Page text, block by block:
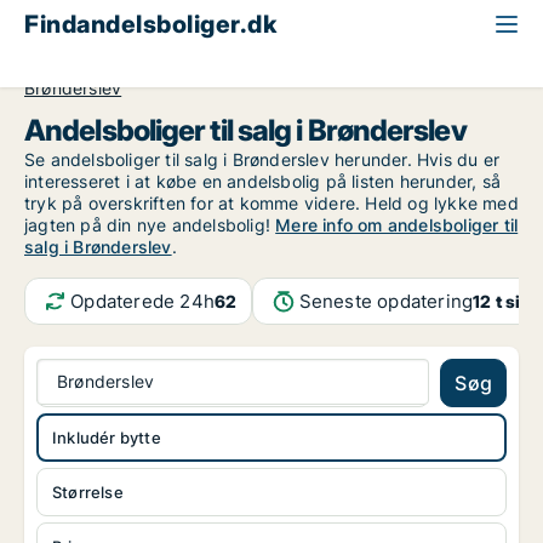
Findandelsboliger.dk
Brønderslev
Andelsboliger til salg i Brønderslev
Se andelsboliger til salg i Brønderslev herunder. Hvis du er
interesseret i at købe en andelsbolig på listen herunder, så
tryk på overskriften for at komme videre. Held og lykke med
jagten på din nye andelsbolig! Mere info om andelsboliger til
salg i Brønderslev.
Opdaterede 24h62 Seneste opdatering12 t
Brønderslev Søg
Størrelse
Inkludér bytte